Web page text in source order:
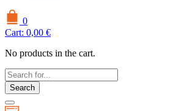
0
Cart: 0,00 €
No products in the cart.
Search